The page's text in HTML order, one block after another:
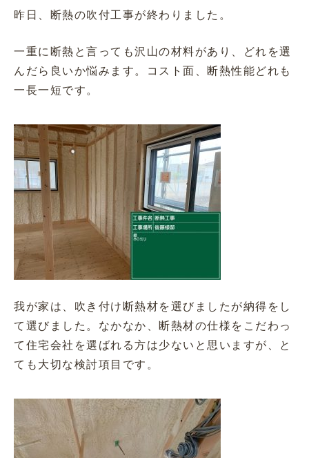
昨日、断熱の吹付工事が終わりました。
一重に断熱と言っても沢山の材料があり、どれを選
んだら良いか悩みます。コスト面、断熱性能どれも
一長一短です。
我が家は、吹き付け断熱材を選びましたが納得をし
て選びました。なかなか、断熱材の仕様をこだわっ
て住宅会社を選ばれる方は少ないと思いますが、と
ても大切な検討項目です。